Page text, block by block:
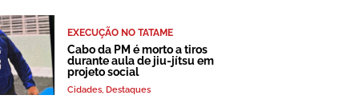
EXECUÇÃO NO TATAME
Cabo da PM é morto a tiros
durante aula de jiu-jítsu em
projeto social
Cidades, Destaques